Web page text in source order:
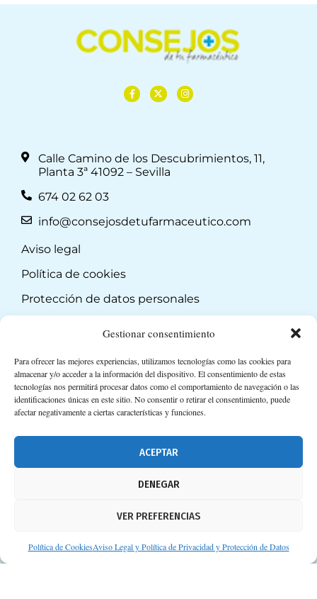
Gestionar consentimiento
Para ofrecer las mejores experiencias, utilizamos tecnologías como las cookies para
almacenar y/o acceder a la información del dispositivo. El consentimiento de estas
tecnologías nos permitirá procesar datos como el comportamiento de navegación o las
identificaciones únicas en este sitio. No consentir o retirar el consentimiento, puede
afectar negativamente a ciertas características y funciones.
ACEPTAR
DENEGAR
VER PREFERENCIAS
Política de CookiesAviso Legal y Política de Privacidad y Protección de Datos
Calle Camino de los Descubrimientos, 11,
Planta 3ª 41092 – Sevilla
674 02 62 03
info@consejosdetufarmaceutico.com
Aviso legal
Política de cookies
Protección de datos personales